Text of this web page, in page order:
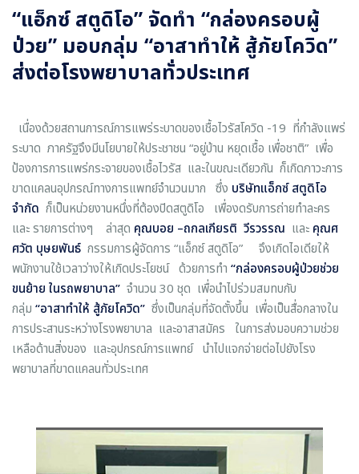
“แอ็กซ์ สตูดิโอ” จัดทำ “กล่องครอบผู้
ป่วย” มอบกลุ่ม “อาสาทำให้ สู้ภัยโควิด”
ส่งต่อโรงพยาบาลทั่วประเทศ
เนื่องด้วยสถานการณ์การแพร่ระบาดของเชื้อไวรัสโควิด -19 ที่กำลังแพร่
ระบาด ภาครัฐจึงมีนโยบายให้ประชาชน “อยู่บ้าน หยุดเชื้อ เพื่อชาติ” เพื่อ
ป้องการการแพร่กระจายของเชื้อไวรัส และในขณะเดียวกัน ก็เกิดภาวะการ
ขาดแคลนอุปกรณ์ทางการแพทย์จำนวนมาก ซึ่ง บริษัทแอ็กซ์ สตูดิโอ
จำกัด ก็เป็นหน่วยงานหนึ่งที่ต้องปิดสตูดิโอ เพื่องดรับการถ่ายทำละคร
และ รายการต่างๆ ล่าสุด คุณบอย –ถกลเกียรติ วีรวรรณ และ คุณศ
ศวัต บุษยพันธ์ กรรมการผู้จัดการ “แอ็กซ์ สตูดิโอ” จึงเกิดไอเดียให้
พนักงานใช้เวลาว่างให้เกิดประโยชน์ ด้วยการทำ “กล่องครอบผู้ป่วยช่วย
ขนย้าย ในรถพยาบาล” จำนวน 30 ชุด เพื่อนำไปร่วมสมทบกับ
กลุ่ม “อาสาทำให้ สู้ภัยโควิด” ซึ่งเป็นกลุ่มที่จัดตั้งขึ้น เพื่อเป็นสื่อกลางใน
การประสานระหว่างโรงพยาบาล และอาสาสมัคร ในการส่งมอบความช่วย
เหลือด้านสิ่งของ และอุปกรณ์การแพทย์ นำไปแจกจ่ายต่อไปยังโรง
พยาบาลที่ขาดแคลนทั่วประเทศ